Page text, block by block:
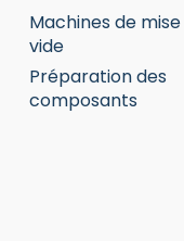
Machines de mise
vide
Préparation des
composants